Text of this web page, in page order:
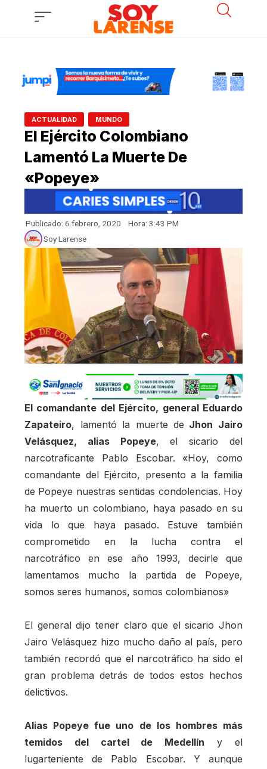
ACTUALIDAD MUNDO
El Ejército Colombiano
Lamentó La Muerte De
«Popeye»
Publicado:6 febrero, 2020 Hora: 3:43 PM
Soy Larense
El comandante del Ejército, general Eduardo
Zapateiro, lamentó la muerte de Jhon Jairo
Velásquez, alias Popeye, el sicario del
narcotraficante Pablo Escobar. «Hoy, como
comandante del Ejército, presento a la familia
de Popeye nuestras sentidas condolencias. Hoy
ha muerto un colombiano, haya pasado en su
vida lo que haya pasado. Estuve también
comprometido en la lucha contra el
narcotráfico en ese año 1993, decirle que
lamentamos mucho la partida de Popeye,
somos seres humanos, somos colombianos»
El general dijo tener claro que el sicario Jhon
Jairo Velásquez hizo mucho daño al país, pero
también recordó que el narcotráfico ha sido el
gran problema detrás de todos estos hechos
delictivos.
Alias Popeye fue uno de los hombres más
temidos del cartel de Medellín y el
lugarteniente de Pablo Escobar. Y aunque